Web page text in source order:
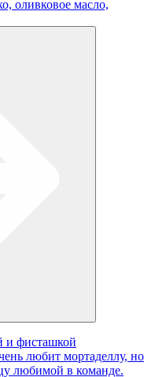
оливковое масло,
и фисташкой
любит мортаделлу, но
любимой в команде.